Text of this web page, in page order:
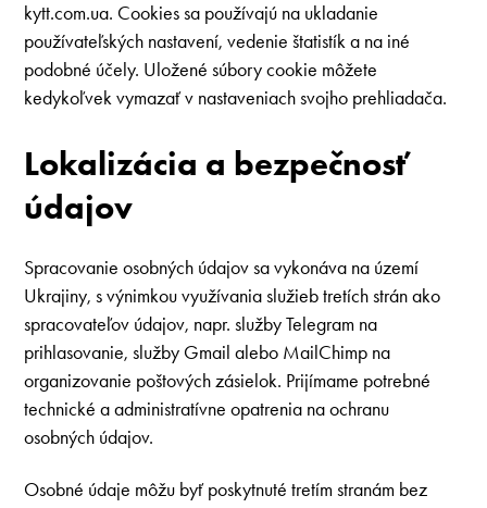
kytt.com.ua. Cookies sa používajú na ukladanie
používateľských nastavení, vedenie štatistík a na iné
podobné účely. Uložené súbory cookie môžete
kedykoľvek vymazať v nastaveniach svojho prehliadača.
Lokalizácia a bezpečnosť
údajov
Spracovanie osobných údajov sa vykonáva na území
Ukrajiny, s výnimkou využívania služieb tretích strán ako
spracovateľov údajov, napr. služby Telegram na
prihlasovanie, služby Gmail alebo MailChimp na
organizovanie poštových zásielok. Prijímame potrebné
technické a administratívne opatrenia na ochranu
osobných údajov.
Osobné údaje môžu byť poskytnuté tretím stranám bez